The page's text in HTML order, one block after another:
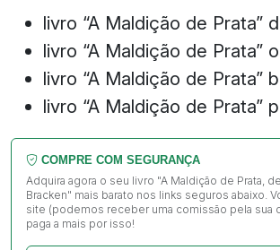
livro “A Maldição de Prata”
livro “A Maldição de Prata”
livro “A Maldição de Prata”
livro “A Maldição de Prata”
COMPRE COM SEGURANÇA
Adquira agora o seu livro "A Maldição de Prata,
Bracken" mais barato nos links seguros abaixo.
site (podemos receber uma comissão pela sua
paga a mais por isso!